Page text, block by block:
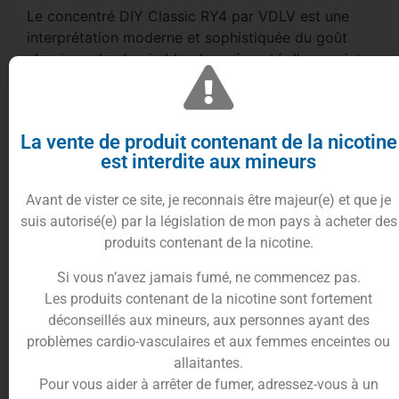
Le concentré DIY Classic RY4 par VDLV est une
interprétation moderne et sophistiquée du goût
classique du classic blond, agrémenté d’une pointe
Cette saveur complexe et équilibrée est
expérience de vapotage unique, qui rappelle les
plaisirs raffinés de l’époque victorienne.
Avec chaque bouffée, vous ressentirez la saveur
riche et subtile du classic blond, agrémenté d’une
touche sucrée de caramel qui apporte une
Découvrez dès maintenant le concentré Classic
RY4 30ml de la gamme Cirkus par VDLV et
plongez dans un univers sophistiqué et
réconfortant, où le classic blond et le caramel
s’allient pour vous offrir une expérience de
La vente de produit contenant de la nicotine
est interdite aux mineurs
Avant de vister ce site, je reconnais être majeur(e) et que je
suis autorisé(e) par la législation de mon pays à acheter des
produits contenant de la nicotine.
Si vous n’avez jamais fumé, ne commencez pas.
Les produits contenant de la nicotine sont fortement
déconseillés aux mineurs, aux personnes ayant des
problèmes cardio-vasculaires et aux femmes enceintes ou
allaitantes.
Pour vous aider à arrêter de fumer, adressez-vous à un